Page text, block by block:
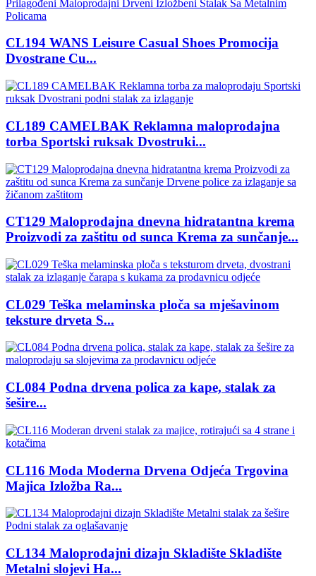
CL194 WANS Leisure Casual Shoes Promocija
Dvostrane Cu...
CL189 CAMELBAK Reklamna maloprodajna
torba Sportski ruksak Dvostruki...
CT129 Maloprodajna dnevna hidratantna krema
Proizvodi za zaštitu od sunca Krema za sunčanje...
CL029 Teška melaminska ploča sa mješavinom
teksture drveta S...
CL084 Podna drvena polica za kape, stalak za
šešire...
CL116 Moda Moderna Drvena Odjeća Trgovina
Majica Izložba Ra...
CL134 Maloprodajni dizajn Skladište Skladište
Metalni slojevi Ha...